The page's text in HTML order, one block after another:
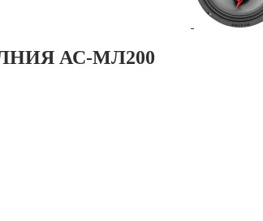
АС-МЛ200